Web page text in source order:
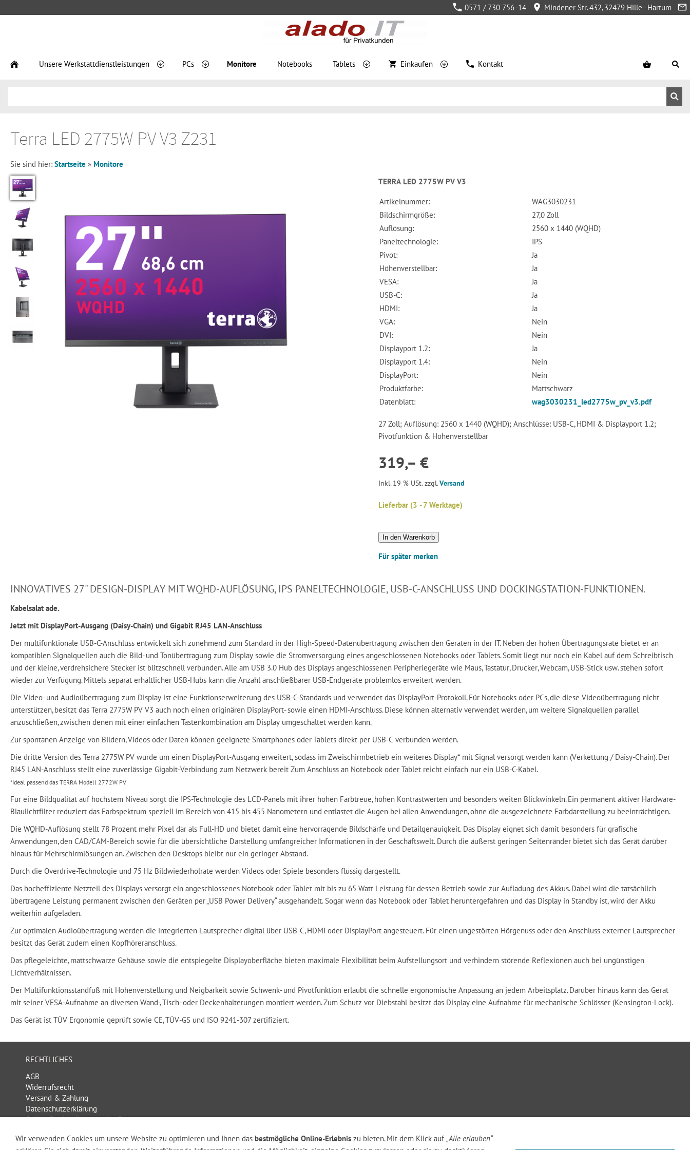
0571 / 730 756 -14 Mindener Str. 432, 32479 Hille - Hartum
Unsere Werkstattdienstleistungen PCs Monitore Notebooks Tablets Einkaufen Kontakt
Terra LED 2775W PV V3 Z231
Sie sind hier: Startseite » Monitore
TERRA LED 2775W PV V3
Artikelnummer:
WAG3030231
Bildschirmgröße:
27,0 Zoll
Auflösung:
2560 x 1440 (WQHD)
Paneltechnologie:
IPS
Pivot:
Ja
Höhenverstellbar:
Ja
VESA:
Ja
USB-C:
Ja
HDMI:
Ja
VGA:
Nein
DVI:
Nein
Displayport 1.2:
Ja
Displayport 1.4:
Nein
DisplayPort:
Nein
Produktfarbe:
Mattschwarz
Datenblatt:
wag3030231_led2775w_pv_v3.pdf
27 Zoll; Auflösung: 2560 x 1440 (WQHD); Anschlüsse: USB-C, HDMI & Displayport 1.2;
Pivotfunktion & Höhenverstellbar
319,– €
Inkl. 19 % USt. zzgl.Versand
Lieferbar (3 - 7 Werktage)
In den Warenkorb
Für später merken
INNOVATIVES 27" DESIGN-DISPLAY MIT WQHD-AUFLÖSUNG, IPS PANELTECHNOLOGIE, USB-C-ANSCHLUSS UND DOCKINGSTATION-FUNKTIONEN.
Kabelsalat ade.
Jetzt mit DisplayPort-Ausgang (Daisy-Chain) und Gigabit RJ45 LAN-Anschluss
Der multifunktionale USB-C-Anschluss entwickelt sich zunehmend zum Standard in der High-Speed-Datenübertragung zwischen den Geräten in der IT. Neben der hohen Übertragungsrate bietet er an
kompatiblen Signalquellen auch die Bild- und Tonübertragung zum Display sowie die Stromversorgung eines angeschlossenen Notebooks oder Tablets. Somit liegt nur noch ein Kabel auf dem Schreibtisch
und der kleine, verdrehsichere Stecker ist blitzschnell verbunden. Alle am USB 3.0 Hub des Displays angeschlossenen Peripheriegeräte wie Maus, Tastatur, Drucker, Webcam, USB-Stick usw. stehen sofort
wieder zur Verfügung. Mittels separat erhältlicher USB-Hubs kann die Anzahl anschließbarer USB-Endgeräte problemlos erweitert werden.
Die Video- und Audioübertragung zum Display ist eine Funktionserweiterung des USB-C-Standards und verwendet das DisplayPort-Protokoll. Für Notebooks oder PCs, die diese Videoübertragung nicht
unterstützen, besitzt das Terra 2775W PV V3 auch noch einen originären DisplayPort- sowie einen HDMI-Anschluss. Diese können alternativ verwendet werden, um weitere Signalquellen parallel
anzuschließen, zwischen denen mit einer einfachen Tastenkombination am Display umgeschaltet werden kann.
Zur spontanen Anzeige von Bildern, Videos oder Daten können geeignete Smartphones oder Tablets direkt per USB-C verbunden werden.
Die dritte Version des Terra 2775W PV wurde um einen DisplayPort-Ausgang erweitert, sodass im Zweischirmbetrieb ein weiteres Display* mit Signal versorgt werden kann (Verkettung / Daisy-Chain). Der
RJ45 LAN-Anschluss stellt eine zuverlässige Gigabit-Verbindung zum Netzwerk bereit Zum Anschluss an Notebook oder Tablet reicht einfach nur ein USB-C-Kabel.
*Ideal passend das TERRA Modell 2772W PV.
Für eine Bildqualität auf höchstem Niveau sorgt die IPS-Technologie des LCD-Panels mit ihrer hohen Farbtreue, hohen Kontrastwerten und besonders weiten Blickwinkeln. Ein permanent aktiver Hardware-
Blaulichtfilter reduziert das Farbspektrum speziell im Bereich von 415 bis 455 Nanometern und entlastet die Augen bei allen Anwendungen, ohne die ausgezeichnete Farbdarstellung zu beeinträchtigen.
Die WQHD-Auflösung stellt 78 Prozent mehr Pixel dar als Full-HD und bietet damit eine hervorragende Bildschärfe und Detailgenauigkeit. Das Display eignet sich damit besonders für grafische
Anwendungen, den CAD/CAM-Bereich sowie für die übersichtliche Darstellung umfangreicher Informationen in der Geschäftswelt. Durch die äußerst geringen Seitenränder bietet sich das Gerät darüber
hinaus für Mehrschirmlösungen an. Zwischen den Desktops bleibt nur ein geringer Abstand.
Durch die Overdrive-Technologie und 75 Hz Bildwiederholrate werden Videos oder Spiele besonders flüssig dargestellt.
Das hocheffiziente Netzteil des Displays versorgt ein angeschlossenes Notebook oder Tablet mit bis zu 65 Watt Leistung für dessen Betrieb sowie zur Aufladung des Akkus. Dabei wird die tatsächlich
übertragene Leistung permanent zwischen den Geräten per „USB Power Delivery“ ausgehandelt. Sogar wenn das Notebook oder Tablet heruntergefahren und das Display in Standby ist, wird der Akku
weiterhin aufgeladen.
Zur optimalen Audioübertragung werden die integrierten Lautsprecher digital über USB-C, HDMI oder DisplayPort angesteuert. Für einen ungestörten Hörgenuss oder den Anschluss externer Lautsprecher
besitzt das Gerät zudem einen Kopfhöreranschluss.
Das pflegeleichte, mattschwarze Gehäuse sowie die entspiegelte Displayoberfläche bieten maximale Flexibilität beim Aufstellungsort und verhindern störende Reflexionen auch bei ungünstigen
Lichtverhältnissen.
Der Multifunktionsstandfuß mit Höhenverstellung und Neigbarkeit sowie Schwenk- und Pivotfunktion erlaubt die schnelle ergonomische Anpassung an jedem Arbeitsplatz. Darüber hinaus kann das Gerät
mit seiner VESA-Aufnahme an diversen Wand-, Tisch- oder Deckenhalterungen montiert werden. Zum Schutz vor Diebstahl besitzt das Display eine Aufnahme für mechanische Schlösser (Kensington-Lock).
Das Gerät ist TÜV Ergonomie geprüft sowie CE, TÜV-GS und ISO 9241-307 zertifiziert.
RECHTLICHES
AGB
Widerrufsrecht
Versand & Zahlung
Datenschutzerklärung
Online Streitbeilegungsplattform
Impressum
Wir verwenden Cookies um unsere Website zu optimieren und Ihnen das bestmögliche Online-Erlebnis zu bieten. Mit dem Klick auf „Alle erlauben“